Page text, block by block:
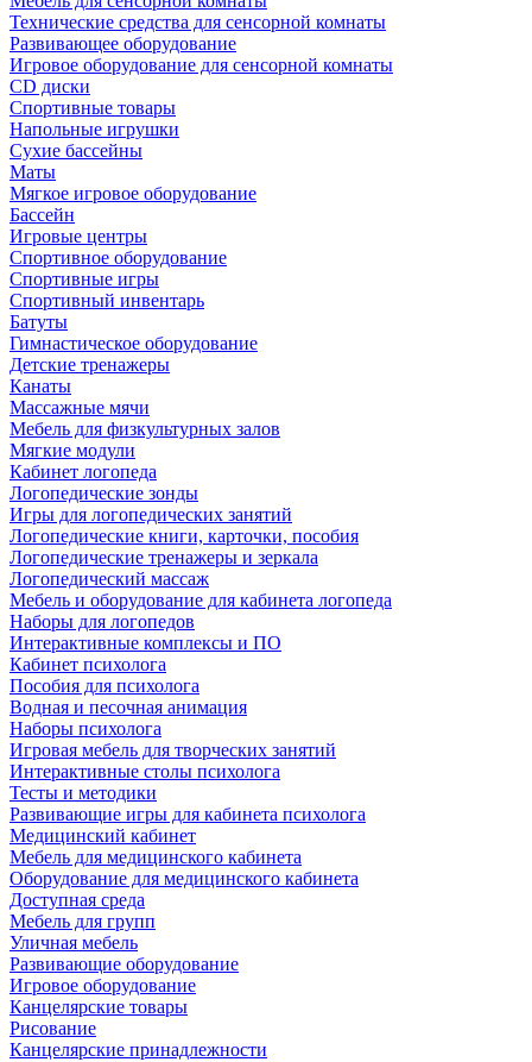
Технические средства для сенсорной комнаты
Развивающее оборудование
Игровое оборудование для сенсорной комнаты
CD диски
Спортивные товары
Напольные игрушки
Сухие бассейны
Маты
Мягкое игровое оборудование
Бассейн
Игровые центры
Спортивное оборудование
Спортивные игры
Спортивный инвентарь
Батуты
Гимнастическое оборудование
Детские тренажеры
Канаты
Массажные мячи
Мебель для физкультурных залов
Мягкие модули
Кабинет логопеда
Логопедические зонды
Игры для логопедических занятий
Логопедические книги, карточки, пособия
Логопедические тренажеры и зеркала
Логопедический массаж
Мебель и оборудование для кабинета логопеда
Наборы для логопедов
Интерактивные комплексы и ПО
Кабинет психолога
Пособия для психолога
Водная и песочная анимация
Наборы психолога
Игровая мебель для творческих занятий
Интерактивные столы психолога
Тесты и методики
Развивающие игры для кабинета психолога
Медицинский кабинет
Мебель для медицинского кабинета
Оборудование для медицинского кабинета
Доступная среда
Мебель для групп
Уличная мебель
Развивающие оборудование
Игровое оборудование
Канцелярские товары
Рисование
Канцелярские принадлежности